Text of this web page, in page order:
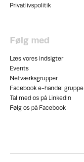
Privatlivspolitik
Følg med
Læs vores indsigter
Events
Netværksgrupper
Facebook e-handel gruppe
Tal med os på LinkedIn
Følg os på Facebook